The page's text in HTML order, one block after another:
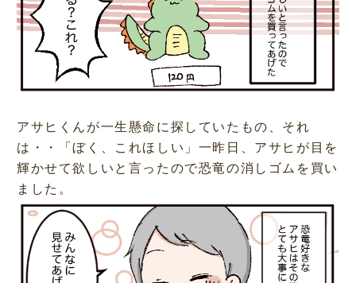
アサヒくんが一生懸命に探していたもの、それ
は・・「ぼく、これほしい」一昨日、アサヒが目を
輝かせて欲しいと言ったので恐竜の消しゴムを買い
ました。